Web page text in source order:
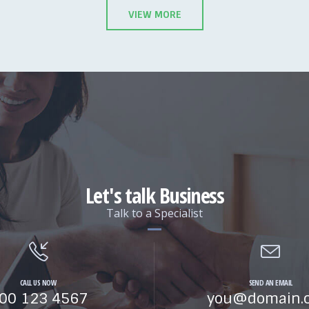
VIEW MORE
Let's talk Business
Talk to a Specialist
CALL US NOW
123 4567
SEND AN EMAIL